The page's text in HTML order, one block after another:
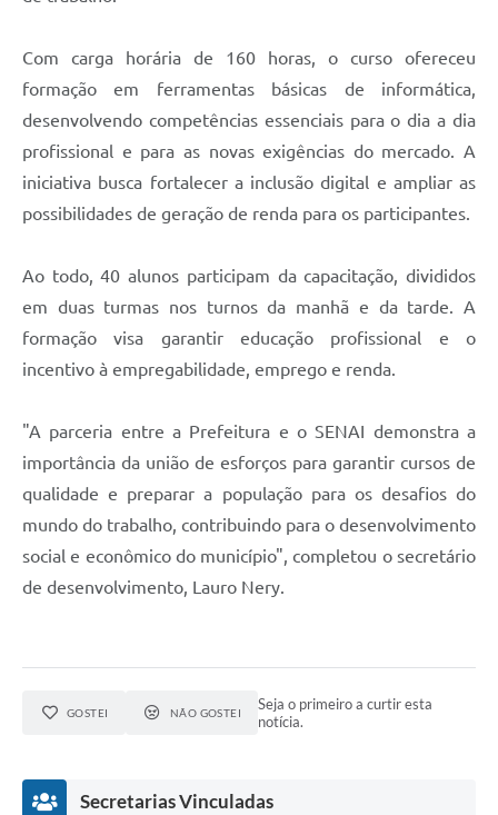
Com carga horária de 160 horas, o curso ofereceu
formação em ferramentas básicas de informática,
desenvolvendo competências essenciais para o dia a dia
profissional e para as novas exigências do mercado. A
iniciativa busca fortalecer a inclusão digital e ampliar as
possibilidades de geração de renda para os participantes.
Ao todo, 40 alunos participam da capacitação, divididos
em duas turmas nos turnos da manhã e da tarde. A
formação visa garantir educação profissional e o
incentivo à empregabilidade, emprego e renda.
"A parceria entre a Prefeitura e o SENAI demonstra a
importância da união de esforços para garantir cursos de
qualidade e preparar a população para os desafios do
mundo do trabalho, contribuindo para o desenvolvimento
social e econômico do município", completou o secretário
de desenvolvimento, Lauro Nery.
GOSTEI NÃO GOSTEI
Seja o primeiro a curtir esta
notícia.
Secretarias Vinculadas